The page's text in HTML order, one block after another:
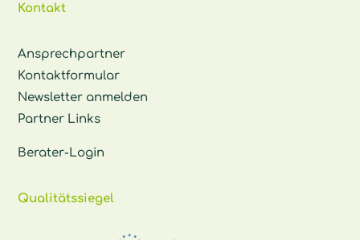
Kontakt
Ansprechpartner
Kontaktformular
Newsletter anmelden
Partner Links
Berater-Login
Qualitätssiegel